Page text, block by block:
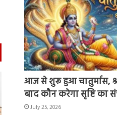
आज से शुरू हुआ चातुर्मास,
बाद कौन करेगा सृष्टि का
July 25, 2026